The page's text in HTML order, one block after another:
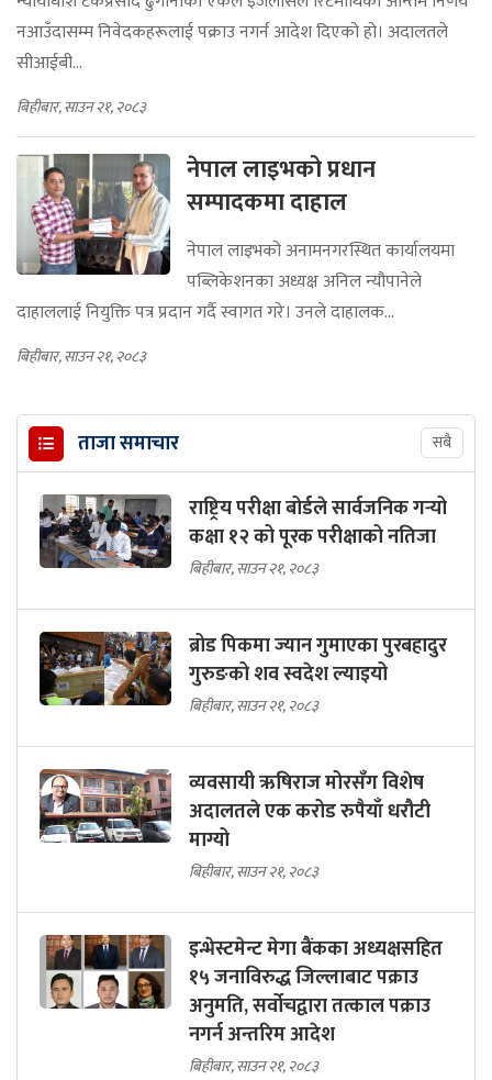
नआउँदासम्म निवेदकहरूलाई पक्राउ नगर्न आदेश दिएको हो। अदालतले
सीआईबी...
बिहीबार, साउन २१, २०८३
नेपाल लाइभको प्रधान
सम्पादकमा दाहाल
नेपाल लाइभको अनामनगरस्थित कार्यालयमा
पब्लिकेशनका अध्यक्ष अनिल न्यौपानेले
दाहाललाई नियुक्ति पत्र प्रदान गर्दै स्वागत गरे। उनले दाहालक...
बिहीबार, साउन २१, २०८३
ताजा समाचार सबै
राष्ट्रिय परीक्षा बोर्डले सार्वजनिक गर्‍यो
कक्षा १२ को पूरक परीक्षाको नतिजा
बिहीबार, साउन २१, २०८३
ब्रोड पिकमा ज्यान गुमाएका पुरबहादुर
गुरुङको शव स्वदेश ल्याइयो
बिहीबार, साउन २१, २०८३
व्यवसायी ऋषिराज मोरसँग विशेष
अदालतले एक करोड रुपैयाँ धरौटी
माग्यो
बिहीबार, साउन २१, २०८३
इन्भेस्टमेन्ट मेगा बैंकका अध्यक्षसहित
१५ जनाविरुद्ध जिल्लाबाट पक्राउ
अनुमति, सर्वोचद्वारा तत्काल पक्राउ
नगर्न अन्तरिम आदेश
बिहीबार, साउन २१, २०८३